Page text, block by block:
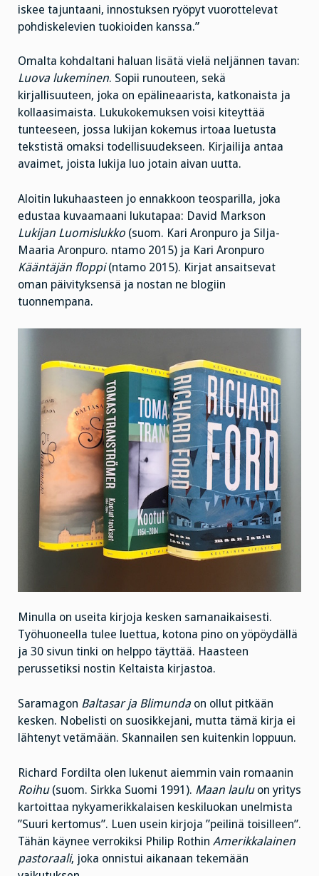
iskee tajuntaani, innostuksen ryöpyt vuorottelevat
pohdiskelevien tuokioiden kanssa.”
Omalta kohdaltani haluan lisätä vielä neljännen tavan:
Luova lukeminen. Sopii runouteen, sekä
kirjallisuuteen, joka on epälineaarista, katkonaista ja
kollaasimaista. Lukukokemuksen voisi kiteyttää
tunteeseen, jossa lukijan kokemus irtoaa luetusta
tekstistä omaksi todellisuudekseen. Kirjailija antaa
avaimet, joista lukija luo jotain aivan uutta.
Aloitin lukuhaasteen jo ennakkoon teosparilla, joka
edustaa kuvaamaani lukutapaa: David Markson
Lukijan Luomislukko (suom. Kari Aronpuro ja Silja-
Maaria Aronpuro. ntamo 2015) ja Kari Aronpuro
Kääntäjän floppi(ntamo 2015). Kirjat ansaitsevat
oman päivityksensä ja nostan ne blogiin
tuonnempana.
Minulla on useita kirjoja kesken samanaikaisesti.
Työhuoneella tulee luettua, kotona pino on yöpöydällä
ja 30 sivun tinki on helppo täyttää. Haasteen
perussetiksi nostin Keltaista kirjastoa.
Saramagon Baltasar ja Blimunda on ollut pitkään
kesken. Nobelisti on suosikkejani, mutta tämä kirja ei
lähtenyt vetämään. Skannailen sen kuitenkin loppuun.
Richard Fordilta olen lukenut aiemmin vain romaanin
Roihu(suom. Sirkka Suomi 1991). Maan lauluon yritys
kartoittaa nykyamerikkalaisen keskiluokan unelmista
”Suuri kertomus”. Luen usein kirjoja ”peilinä toisilleen”.
Tähän käynee verrokiksi Philip Rothin Amerikkalainen
pastoraali, joka onnistui aikanaan tekemään